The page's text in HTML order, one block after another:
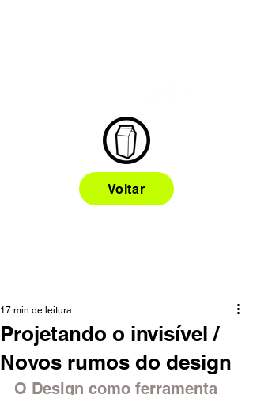
Voltar
Projetando o invisível /
Novos rumos do design
17 min de leitura
O Design como ferramenta